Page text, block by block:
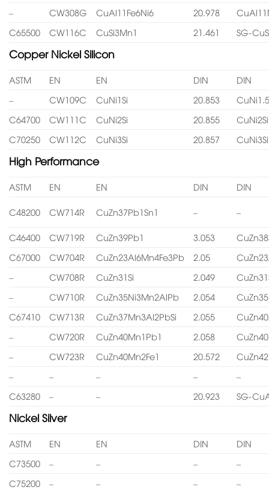
–
CW308G CuAl11Fe6Ni6 20.978
C65500
CW116C CuSi3Mn1 21.461 SG-
Copper Nickel Silicon
ASTM EN EN DIN
DIN
–
CW109C CuNi1Si 20.853
C64700
CW111C CuNi2Si 20.855
CuNi2Si
C70250
CW112C CuNi3Si 20.857 CuNi3Si
High Performance
ASTM EN EN DIN DIN
C48200 CW714R CuZn37Pb1Sn1 – –
C46400 CW719R CuZn39Pb1 3.053
C67000
CW704R CuZn23Al6Mn4Fe3Pb 2.05
–
CW708R CuZn31Si 2.049
–
CW710R CuZn35Ni3Mn2AlPb 2.054
C67410
CW713R CuZn37Mn3Al2PbSi 2.055
–
CW720R CuZn40Mn1Pb1 2.058
–
CW723R CuZn40Mn2Fe1 20.572
–
– – –
–
C63280
– – 20.923 SG-
Nickel Silver
ASTM EN EN DIN
DIN
C73500
– – –
–
C75200
– – –
–